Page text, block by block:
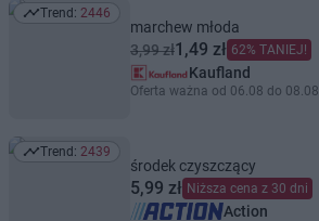
Trend: 2446
Trend: 2446
marchew młoda
3,99 zł1,49 zł 62% TANIEJ!
Kaufland
Oferta ważna od 06.08 do 08.08
Trend: 2439
Trend: 2439
środek czyszczący
5,99 zł Niższa cena z 30 dni
Action